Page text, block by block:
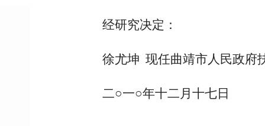
经研究决定：
徐尤坤 现任曲靖市人民政府
二○一○年十二月十七日